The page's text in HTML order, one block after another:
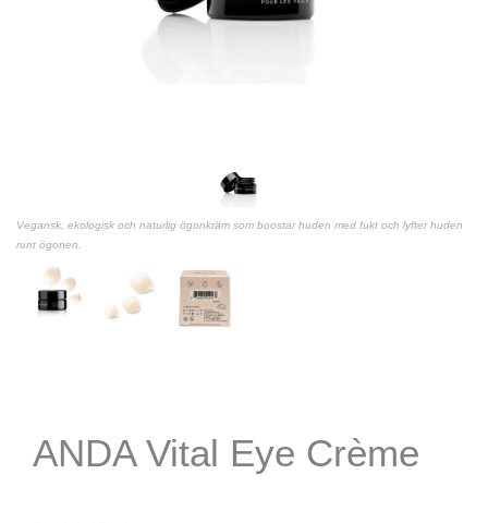
Vegansk, ekologisk och naturlig ögonkräm som boostar huden med fukt och lyfter huden
runt ögonen.
ANDA Vital Eye Crème